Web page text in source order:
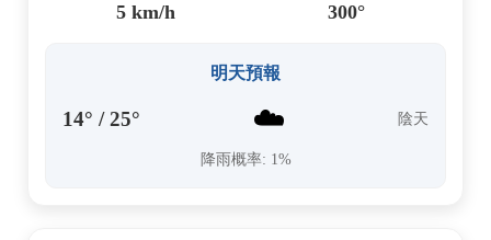
5 km/h 300°
明天預報
14° / 25° ☁️ 陰天
降雨概率: 1%